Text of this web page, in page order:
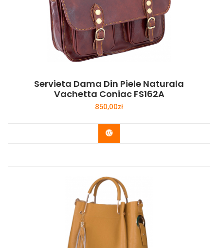
Servieta Dama Din Piele Naturala
Vachetta Coniac FS162A
850,00zł
Buy Now